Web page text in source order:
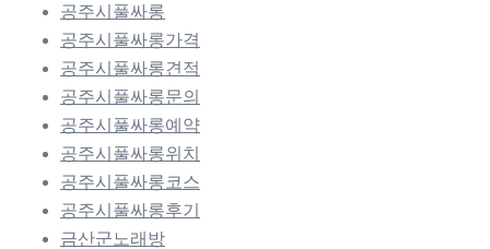
공주시풀싸롱
공주시풀싸롱가격
공주시풀싸롱견적
공주시풀싸롱문의
공주시풀싸롱예약
공주시풀싸롱위치
공주시풀싸롱코스
공주시풀싸롱후기
금산군노래방